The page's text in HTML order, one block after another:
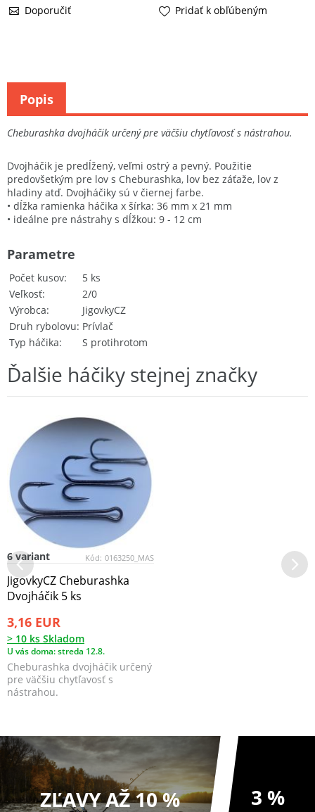
Doporučiť
Pridať k obľúbeným
Cheburashka dvojháčik určený pre väčšiu chytľavosť s nástrahou.
Dvojháčik je predĺžený, veľmi ostrý a pevný. Použitie
predovšetkým pre lov s Cheburashka, lov bez záťaže, lov z
hladiny atď. Dvojháčiky sú v čiernej farbe.
• dĺžka ramienka háčika x šírka: 36 mm x 21 mm
• ideálne pre nástrahy s dĺžkou: 9 - 12 cm
Počet kusov
5 ks
Veľkosť
2/0
Výrobca
JigovkyCZ
Druh rybolovu Prívlač
Typ háčika
S protihrotom
Parametre
Popis
Ďalšie háčiky stejnej značky
Kód: 0163250_MAS
6 variant
JigovkyCZ Cheburashka
Dvojháčik 5 ks
3,16 EUR
> 10 ks Skladom
U vás doma: streda 12.8.
Cheburashka dvojháčik určený
pre väčšiu chytľavosť s
nástrahou.
ZĽAVY AŽ 10 % 3 %